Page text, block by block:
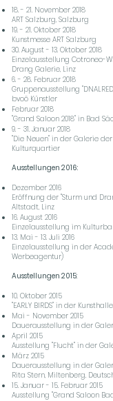
18. - 21. November 2018
ART Salzburg, Salzburg
19. - 21. Oktober 2018
Kunstmesse ART Salzburg
30. August - 13. Oktober 2018
Einzelausstellung Cotroneo-
Drang Galerie, Linz
6. - 28. Februar 2018
Gruppenausstellung
bvoö Künstler
Februar 2018
"Grand Saloon 2018" in Bad
9. - 31. Januar 2018
"Die Neuen" in der Galerie der
Kulturquartier
Ausstellungen 2016:
Dezember 2016
Eröffnung der "Sturm und
Altstadt, Linz
16. August 2016
Einzelausstellung im
13. Mai - 13. Juli 2016
Einzelausstellung in der
Werbeagentur)
Ausstellungen 2015:
10. Oktober 2015
"EARLY BIRDS" in der
Mai - November 2015
Dauerausstellung in der
April 2015
Ausstellung "Flucht" in der
März 2015
Dauerausstellung in der
Rita Stern, Miltenberg,
15. Januar - 15. Februar 2015
Ausstellung "Grand Saloon